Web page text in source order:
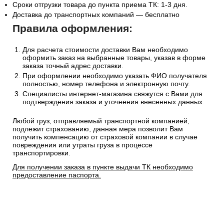
Сроки отгрузки товара до пункта приема ТК: 1-3 дня.
Доставка до транспортных компаний — бесплатно
Правила оформления:
Для расчета стоимости доставки Вам необходимо
оформить заказ на выбранные товары, указав в форме
заказа точный адрес доставки.
При оформлении необходимо указать ФИО получателя
полностью, номер телефона и электронную почту.
Специалисты интернет-магазина свяжутся с Вами для
подтверждения заказа и уточнения внесенных данных.
Любой груз, отправляемый транспортной компанией,
подлежит страхованию, данная мера позволит Вам
получить компенсацию от страховой компании в случае
повреждения или утраты груза в процессе
транспортировки.
Для получении заказа в пункте выдачи ТК необходимо
предоставление паспорта.